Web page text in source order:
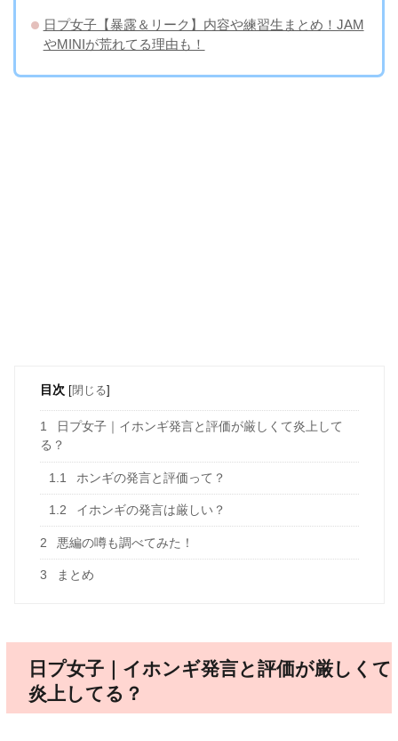
日プ女子【暴露＆リーク】内容や練習生まとめ！JAM
やMINIが荒れてる理由も！
目次 [閉じる]
1
日プ女子｜イホンギ発言と評価が厳しくて炎上して
る？
1.1 ホンギの発言と評価って？
1.2 イホンギの発言は厳しい？
2 悪編の噂も調べてみた！
3 まとめ
日プ女子｜イホンギ発言と評価が厳しくて
炎上してる？